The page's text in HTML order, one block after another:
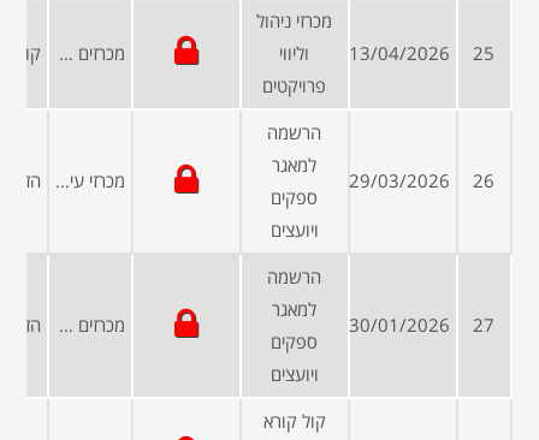
25
13/04/2026
מכרזי ניהול
וליווי
פרויקטים
מכרזים פומביים
26
29/03/2026
הרשמה
למאגר
ספקים
ויועצים
מכרזי עיריות ומועצות
27
30/01/2026
הרשמה
למאגר
ספקים
ויועצים
מכרזים פומביים
קול קורא